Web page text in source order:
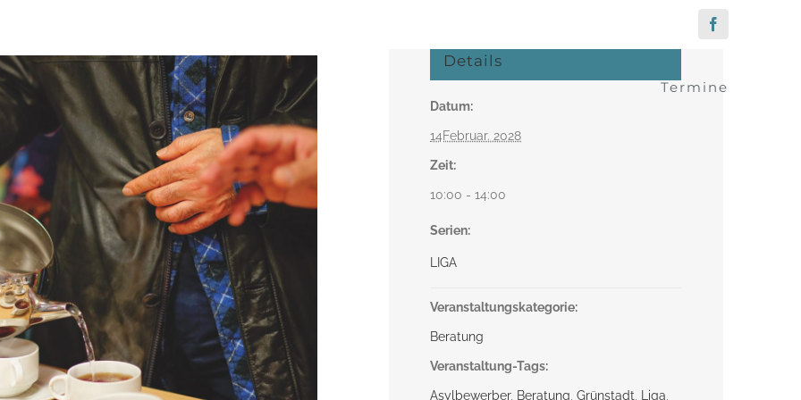
Facebook
Termine
Details
Datum:
14Februar. 2028
Zeit:
10:00 - 14:00
Serien:
LIGA
Veranstaltungskategorie:
Beratung
Veranstaltung-Tags:
Asylbewerber, Beratung ,Grünstadt Liga